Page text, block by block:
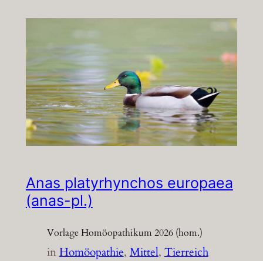
Anas platyrhynchos europaea
(anas-pl.)
Vorlage Homöopathikum 2026 (hom.)
inHomöopathie, Mittel, Tierreich